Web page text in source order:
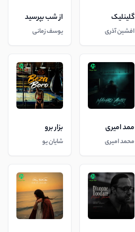
گلینلیک
افشین آذری
از شب بپرسید
یوسف زمانی
ممد امیری
محمد امیری
بزار برو
شایان یو